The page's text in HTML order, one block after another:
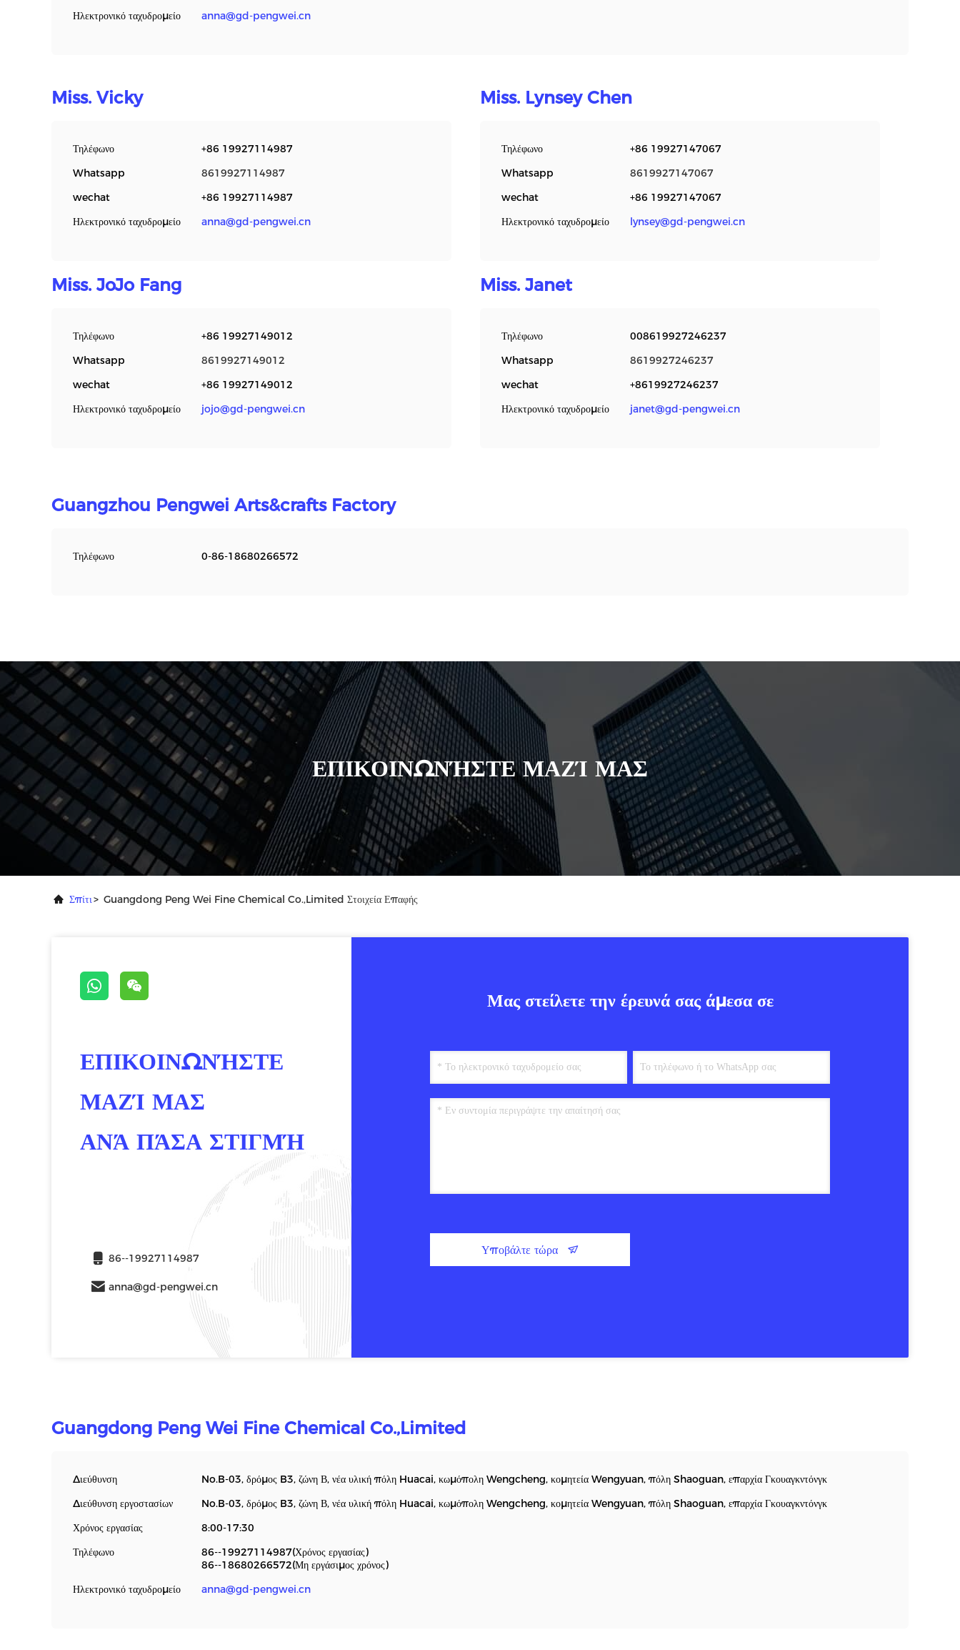
Ηλεκτρονικό ταχυδρομείο
anna@gd-pengwei.cn
Miss. Vicky
Τηλέφωνο
+86 19927114987
Whatsapp
8619927114987
wechat
+86 19927114987
Ηλεκτρονικό ταχυδρομείο
anna@gd-pengwei.cn
Miss. Lynsey Chen
Τηλέφωνο
+86 19927147067
Whatsapp
8619927147067
wechat
+86 19927147067
Ηλεκτρονικό ταχυδρομείο
lynsey@gd-pengwei.cn
Miss. JoJo Fang
Τηλέφωνο
+86 19927149012
Whatsapp
8619927149012
wechat
+86 19927149012
Ηλεκτρονικό ταχυδρομείο
jojo@gd-pengwei.cn
Miss. Janet
Τηλέφωνο
008619927246237
Whatsapp
8619927246237
wechat
+8619927246237
Ηλεκτρονικό ταχυδρομείο
janet@gd-pengwei.cn
Guangzhou Pengwei Arts&crafts Factory
Τηλέφωνο 0-86-18680266572
ΕΠΙΚΟΙΝΩΝΉΣΤΕ ΜΑΖΊ ΜΑΣ
Σπίτι> Guangdong Peng Wei Fine Chemical Co.,Limited Στοιχεία Επαφής
ΕΠΙΚΟΙΝΩΝΉΣΤΕ
ΜΑΖΊ ΜΑΣ
ΑΝΆ ΠΆΣΑ ΣΤΙΓΜΉ
86--19927114987
anna@gd-pengwei.cn
Μας στείλετε την έρευνά σας άμεσα σε
Υποβάλτε τώρα
Guangdong Peng Wei Fine Chemical Co.,Limited
Διεύθυνση
No.B-03, δρόμος B3, ζώνη Β, νέα υλική πόλη Huacai, κωμόπολη Wengcheng, κομητεία Wengyuan, πόλη Shaoguan, επαρχία Γκουαγκντόνγκ
Διεύθυνση εργοστασίων
No.B-03, δρόμος B3, ζώνη Β, νέα υλική πόλη Huacai, κωμόπολη Wengcheng, κομητεία Wengyuan, πόλη Shaoguan, επαρχία Γκουαγκντόνγκ
Χρόνος εργασίας
8:00-17:30
Τηλέφωνο
86--19927114987(Χρόνος εργασίας)
86--18680266572(Μη εργάσιμος χρόνος)
Ηλεκτρονικό ταχυδρομείο
anna@gd-pengwei.cn